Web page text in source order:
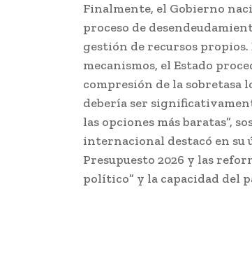
Finalmente, el Gobierno
proceso de
gestión de recursos
mecanismos, el Estado
compresión de la sobretasa
debería ser
las opciones más baratas”,
internacional destacó en
Presupuesto 2026 y las
político” y la capacidad del